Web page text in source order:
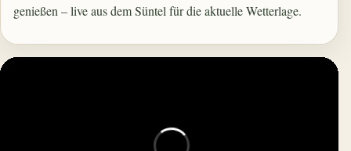
genießen – live aus dem Süntel für die aktuelle Wetterlage.